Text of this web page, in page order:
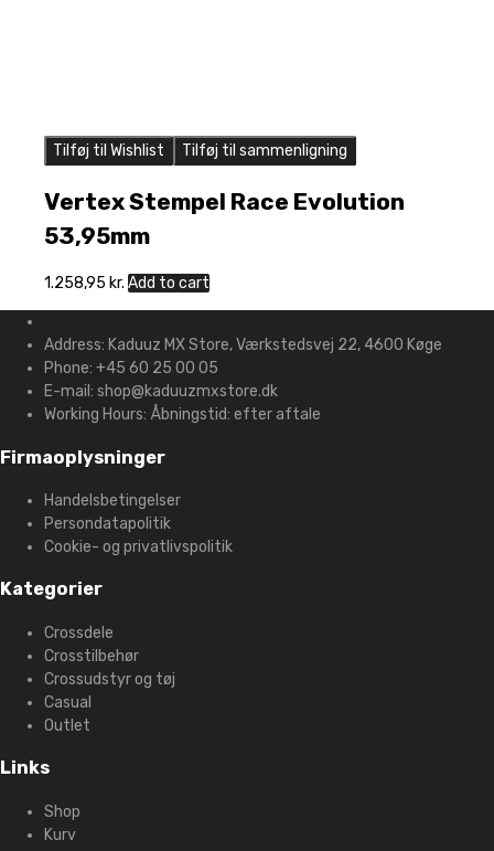
Tilføj til Wishlist Tilføj til sammenligning
Vertex Stempel Race Evolution
53,95mm
1.258,95 kr. Add to cart
Address: Kaduuz MX Store, Værkstedsvej 22, 4600 Køge
Phone: +45 60 25 00 05
E-mail: shop@kaduuzmxstore.dk
Working Hours: Åbningstid: efter aftale
Firmaoplysninger
Handelsbetingelser
Persondatapolitik
Cookie- og privatlivspolitik
Kategorier
Crossdele
Crosstilbehør
Crossudstyr og tøj
Casual
Outlet
Links
Shop
Kurv